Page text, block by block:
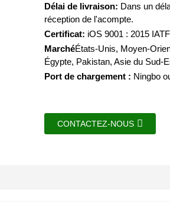
Délai de livraison: Dans un
réception de l'acompte.
Certificat: iOS 9001 : 2015
MarchéÉtats-Unis, Moyen-
Égypte, Pakistan, Asie du Sud-
Port de chargement : Ningbo
CONTACTEZ-NOUS